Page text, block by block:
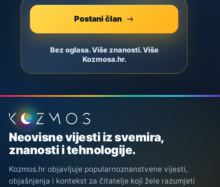
Postani član
Bez oglasa. Više znanosti. Više
Kozmosa.hr.
Podnožje stranice
Neovisne vijesti iz svemira,
znanosti i tehnologije.
Kozmos.hr objavljuje popularnoznanstvene vijesti,
objašnjenja i kontekst za čitatelje koji žele razumjeti